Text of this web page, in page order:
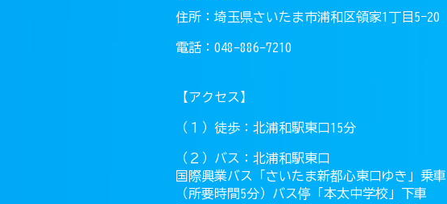
住所：埼玉県さいたま市浦和区領家1丁目5−20
電話：048-886-7210
【アクセス】
（１）徒歩：北浦和駅東口15分
（２）バス：北浦和駅東口
国際興業バス「さいたま新都心東口ゆき」乗車
（所要時間5分）バス停「本太中学校」下車